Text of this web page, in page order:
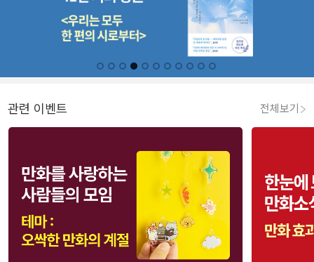
관련 이벤트 전체보기